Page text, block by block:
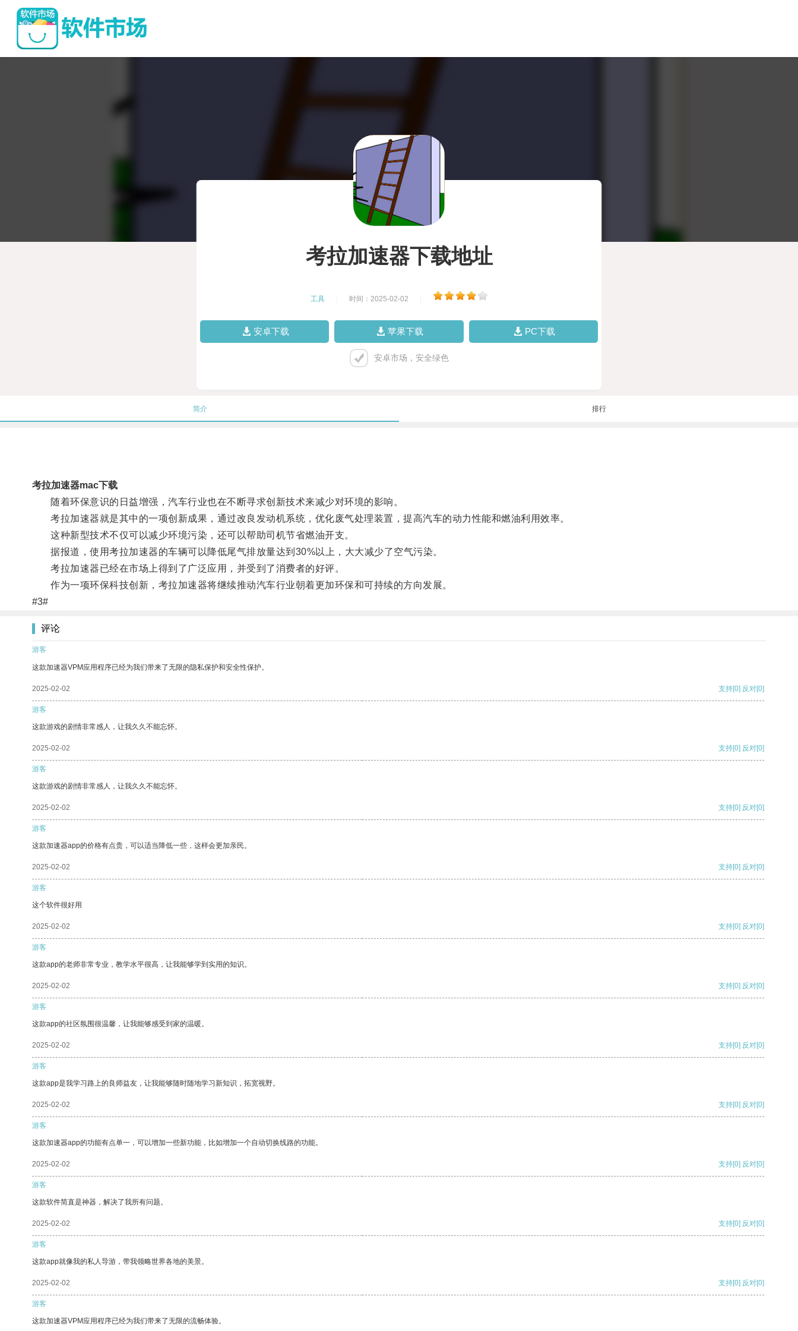
考拉加速器下载地址
工具 时间：2025-02-02
安卓下载 苹果下载 PC下载
安卓市场，安全绿色
简介 排行
考拉加速器mac下载
随着环保意识的日益增强，汽车行业也在不断寻求创新技术来减少对环境的影响。
考拉加速器就是其中的一项创新成果，通过改良发动机系统，优化废气处理装置，提高汽车的动力性能和燃油利用效率。
这种新型技术不仅可以减少环境污染，还可以帮助司机节省燃油开支。
据报道，使用考拉加速器的车辆可以降低尾气排放量达到30%以上，大大减少了空气污染。
考拉加速器已经在市场上得到了广泛应用，并受到了消费者的好评。
作为一项环保科技创新，考拉加速器将继续推动汽车行业朝着更加环保和可持续的方向发展。
#3#
评论
游客
这款加速器VPM应用程序已经为我们带来了无限的隐私保护和安全性保护。
2025-02-02 支持[0] 反对[0]
游客
这款游戏的剧情非常感人，让我久久不能忘怀。
2025-02-02 支持[0] 反对[0]
游客
这款游戏的剧情非常感人，让我久久不能忘怀。
2025-02-02 支持[0] 反对[0]
游客
这款加速器app的价格有点贵，可以适当降低一些，这样会更加亲民。
2025-02-02 支持[0] 反对[0]
游客
这个软件很好用
2025-02-02 支持[0] 反对[0]
游客
这款app的老师非常专业，教学水平很高，让我能够学到实用的知识。
2025-02-02 支持[0] 反对[0]
游客
这款app的社区氛围很温馨，让我能够感受到家的温暖。
2025-02-02 支持[0] 反对[0]
游客
这款app是我学习路上的良师益友，让我能够随时随地学习新知识，拓宽视野。
2025-02-02 支持[0] 反对[0]
游客
这款加速器app的功能有点单一，可以增加一些新功能，比如增加一个自动切换线路的功能。
2025-02-02 支持[0] 反对[0]
游客
这款软件简直是神器，解决了我所有问题。
2025-02-02 支持[0] 反对[0]
游客
这款app就像我的私人导游，带我领略世界各地的美景。
2025-02-02 支持[0] 反对[0]
游客
这款加速器VPM应用程序已经为我们带来了无限的流畅体验。